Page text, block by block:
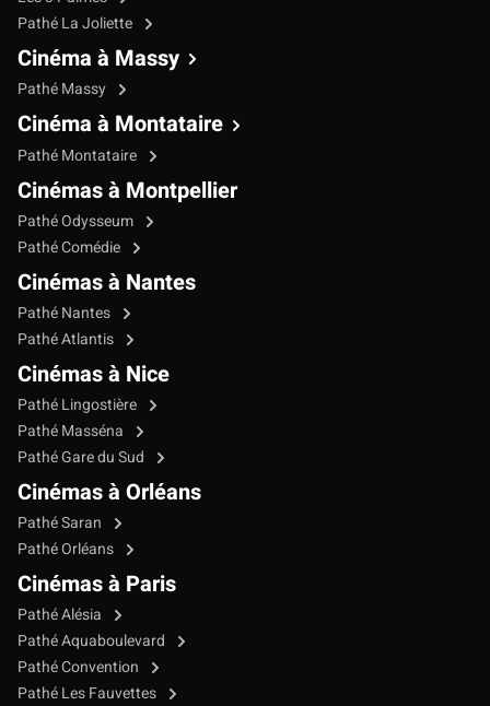
Pathé La Joliette
Cinéma à Massy
Pathé Massy
Cinéma à Montataire
Pathé Montataire
Cinémas à Montpellier
Pathé Odysseum
Pathé Comédie
Cinémas à Nantes
Pathé Nantes
Pathé Atlantis
Cinémas à Nice
Pathé Lingostière
Pathé Masséna
Pathé Gare du Sud
Cinémas à Orléans
Pathé Saran
Pathé Orléans
Cinémas à Paris
Pathé Alésia
Pathé Aquaboulevard
Pathé Convention
Pathé Les Fauvettes